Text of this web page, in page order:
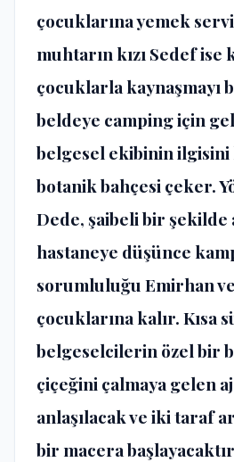
çocuklarına yemek
muhtarın kızı Sedef ise
çocuklarla kaynaşmayı
beldeye camping için
belgesel ekibinin ilgisini
botanik bahçesi çeker.
Dede, şaibeli bir şekilde
hastaneye düşünce
sorumluluğu Emirhan
çocuklarına kalır. Kısa
belgeselcilerin özel bir
çiçeğini çalmaya gelen
anlaşılacak ve iki taraf
bir macera